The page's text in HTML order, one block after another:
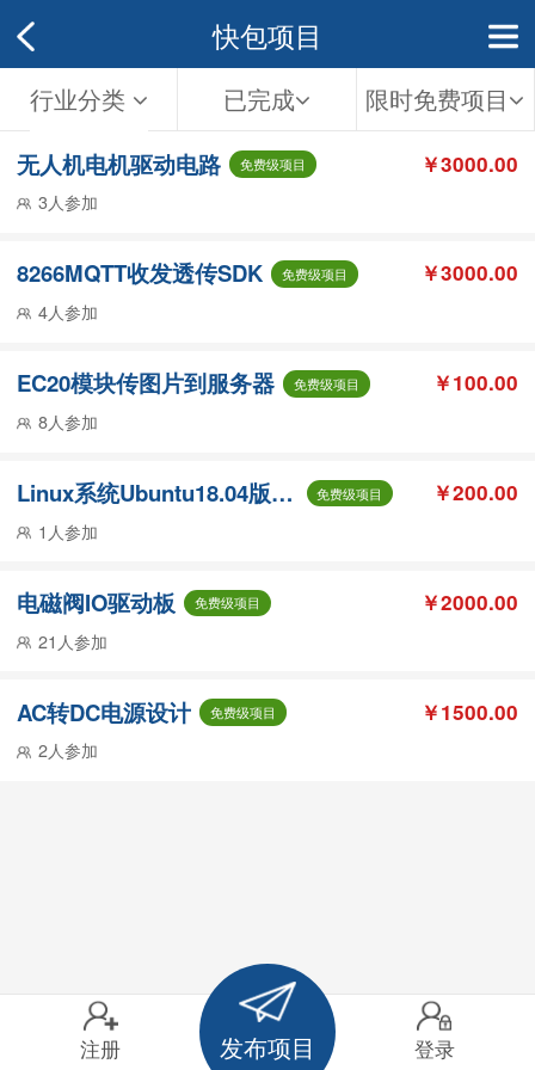
快包项目
注册 发布项目 登录
行业分类 已完成 限时免费项目
无人机电机驱动电路 免费级项目
3人参加
￥3000.00
8266MQTT收发透传SDK 免费级项目
4人参加
￥3000.00
EC20模块传图片到服务器 免费级项目
8人参加
￥100.00
Linux系统Ubuntu18.04版Qt打开Mysql数据库建立错误 免费级项目
1人参加
￥200.00
电磁阀IO驱动板 免费级项目
21人参加
￥2000.00
AC转DC电源设计 免费级项目
2人参加
￥1500.00